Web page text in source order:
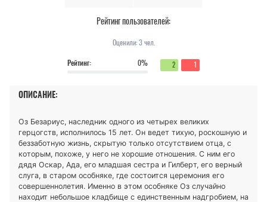
Рейтинг пользователей:
Оценили:3чел.
Рейтинг:
0% 2 1
ОПИСАНИЕ:
Оз Безариус, наследник одного из четырех великих
герцогств, исполнилось 15 лет. Он ведет тихую, роскошную и
беззаботную жизнь, скрытую только отсутствием отца, с
которым, похоже, у него не хорошие отношения. С ним его
дядя Оскар, Ада, его младшая сестра и Гилберт, его верный
слуга, в старом особняке, где состоится церемония его
совершеннолетия. Именно в этом особняке Оз случайно
находит небольшое кладбище с единственным надгробием, на